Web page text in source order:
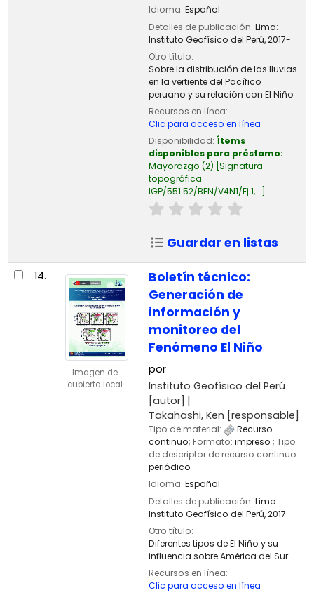
Idioma: Español
Detalles de publicación: Lima:
Instituto Geofísico del Perú,2017-
Otro título:
Sobre la distribución de las lluvias
en la vertiente del Pacífico
peruano y su relación con El Niño
Recursos en línea:
Clic para acceso en línea
Disponibilidad: Ítems
disponibles para préstamo:
Mayorazgo (2) Signatura
topográfica:
IGP/551.52/BEN/V4N1/Ej.1, .. .
Guardar en listas
14.
Imagen de
cubierta local
Boletín técnico:
Generación de
información y
monitoreo del
Fenómeno El Niño
por
Instituto Geofísico del Perú
[autor]
Takahashi, Ken [responsable]
Tipo de material:
Recurso
continuo; Formato: impreso ; Tipo
de descriptor de recurso continuo:
periódico
Idioma: Español
Detalles de publicación: Lima:
Instituto Geofísico del Perú,2017-
Otro título:
Diferentes tipos de El Niño y su
influencia sobre América del Sur
Recursos en línea:
Clic para acceso en línea